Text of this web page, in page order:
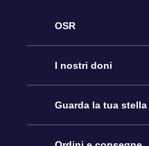
OSR
Assistenza
Contattaci
Blog
I nostri doni
Online Star Gift
Pacchetto regalo OSR
Guarda la tua stella